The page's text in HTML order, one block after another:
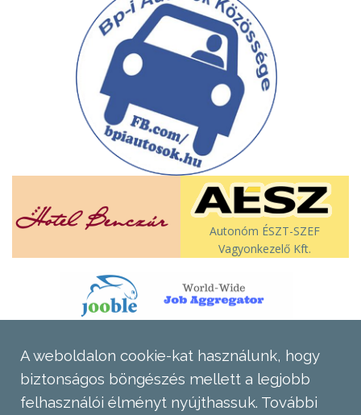
Autonóm ÉSZT-SZEF
Vagyonkezelő Kft.
A weboldalon cookie-kat használunk, hogy
biztonságos böngészés mellett a legjobb
felhasználói élményt nyújthassuk. További